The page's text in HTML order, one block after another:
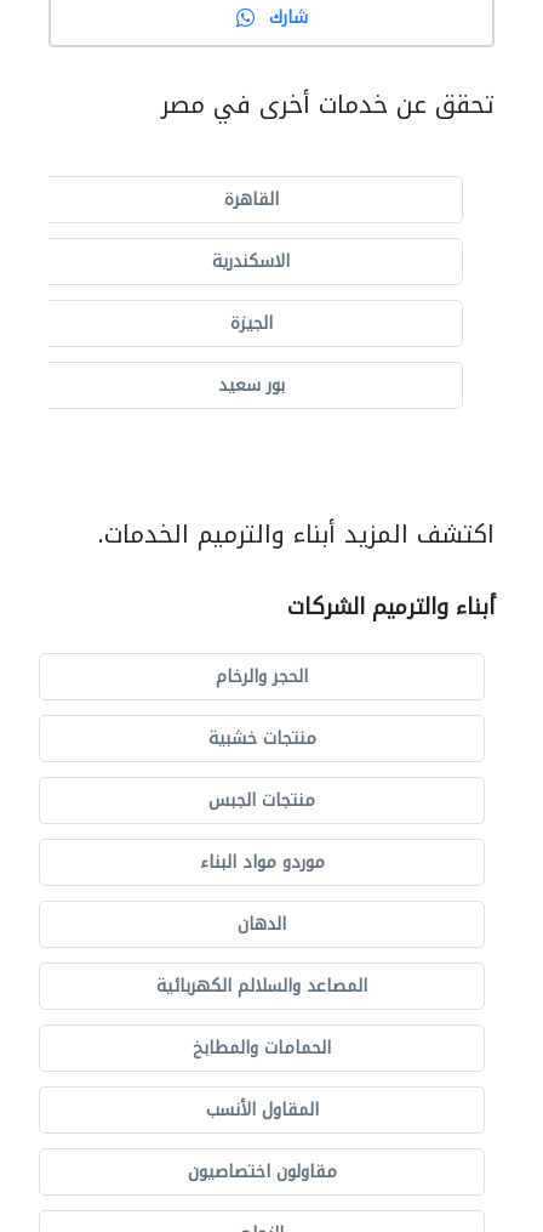
شارك
تحقق عن خدمات أخرى في مصر
القاهرة
الاسكندرية
الجيزة
بور سعيد
اكتشف المزيد أبناء والترميم الخدمات.
أبناء والترميم الشركات
الحجر والرخام
منتجات خشبية
منتجات الجبس
موردو مواد البناء
الدهان
المصاعد والسلالم الكهربائية
الحمامات والمطابخ
المقاول الأنسب
مقاولون اختصاصيون